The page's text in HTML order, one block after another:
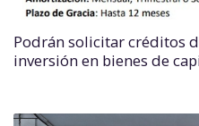
Podrán solicitar créditos
inversión en bienes de